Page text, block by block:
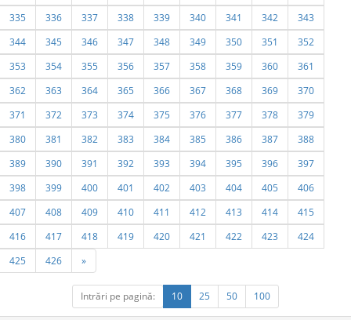
335
336 337 338 339 340 341 342
343
344
345 346 347 348 349 350 351
352
353
354 355 356 357 358 359 360
361
362
363 364 365 366 367 368 369
370
371
372 373 374 375 376 377 378
379
380
381 382 383 384 385 386 387
388
389
390 391 392 393 394 395 396
397
398
399 400 401 402 403 404 405
406
407
408 409 410 411 412 413 414
415
416
417 418 419 420 421 422 423
424
425
426 »
Intrări pe pagină: 10 25 50 100